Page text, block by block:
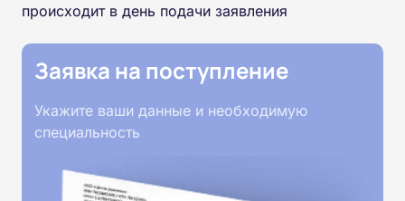
происходит в день подачи заявления
Заявка на поступление
Укажите ваши данные и необходимую
специальность